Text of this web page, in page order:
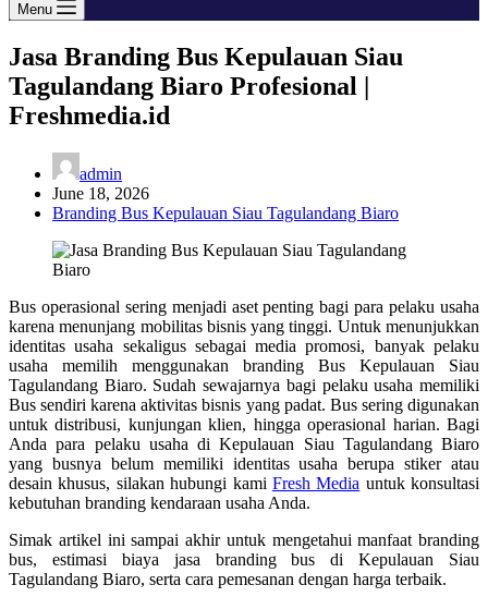
Menu
Jasa Branding Bus Kepulauan Siau
Tagulandang Biaro Profesional |
Freshmedia.id
admin
June 18, 2026
Branding Bus Kepulauan Siau Tagulandang Biaro
Bus operasional sering menjadi aset penting bagi para pelaku usaha
karena menunjang mobilitas bisnis yang tinggi. Untuk menunjukkan
identitas usaha sekaligus sebagai media promosi, banyak pelaku
usaha memilih menggunakan branding Bus Kepulauan Siau
Tagulandang Biaro. Sudah sewajarnya bagi pelaku usaha memiliki
Bus sendiri karena aktivitas bisnis yang padat. Bus sering digunakan
untuk distribusi, kunjungan klien, hingga operasional harian. Bagi
Anda para pelaku usaha diKepulauan Siau Tagulandang Biaro
yang busnya belum memiliki identitas usaha berupa stiker atau
desain khusus, silakan hubungi kami Fresh Media untuk konsultasi
kebutuhan branding kendaraan usaha Anda.
Simak artikel ini sampai akhir untuk mengetahui manfaat branding
bus, estimasi biaya jasa branding bus diKepulauan Siau
Tagulandang Biaro, serta cara pemesanan dengan harga terbaik.